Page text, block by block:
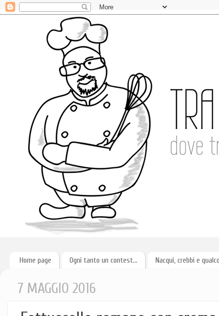
Home page Ogni tanto un contest... Nacqui, crebbi e
7 MAGGIO 2016